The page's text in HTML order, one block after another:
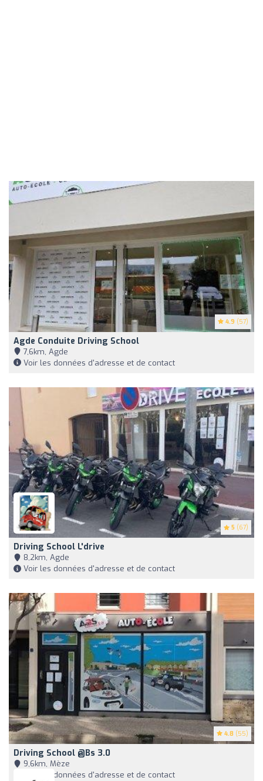
4.9 (57)
Agde Conduite Driving School
7,6km, Agde
Voir les données d'adresse et de contact
5 (67)
Driving School L'drive
8,2km, Agde
Voir les données d'adresse et de contact
4.8 (55)
Driving School @Bs 3.0
9,6km, Mèze
Voir les données d'adresse et de contact